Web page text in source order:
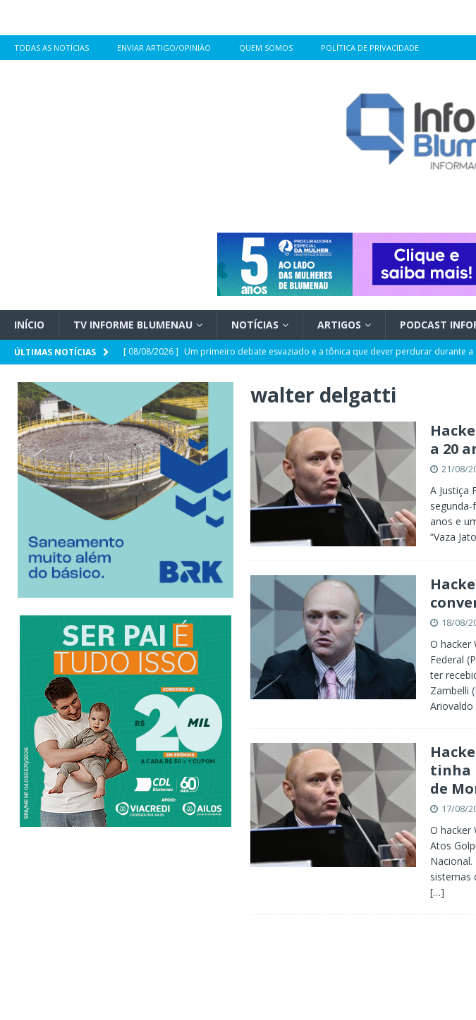
TODAS AS NOTÍCIAS ENVIAR ARTIGO/OPINIÃO QUEM SOMOS POLÍTICA DE PRIVACIDADE
INÍCIO TV INFORME BLUMENAU NOTÍCIAS ARTIGOS PODCAST
ÚLTIMAS NOTÍCIAS [ 08/08/2026 ] Um primeiro debate esvaziado e a tônica que dever perdurar durante a
[ 07/08/2026 ] Opinião | Criminalidade e proporcionalidade em Santa Catarina
[ 07/08/2026 ] SC e Paraguai avançam em acordo por portos e milho após reuniões
[ 07/08/2026 ] Entrevista | Túlio de Amorim Pfuetzenreiter, candidato ao Senado pelo
[ 07/08/2026 ]
HEMOSC adota novos critérios para doação de sangue POLÍTICA
walter delgatti
a 20
21/08/
A Justiça
anos e
“Vaza
18/08/
O hacker
Federal
ter
Zambelli
tinha
de
17/08/
O hacker
Atos
sistemas
[…]